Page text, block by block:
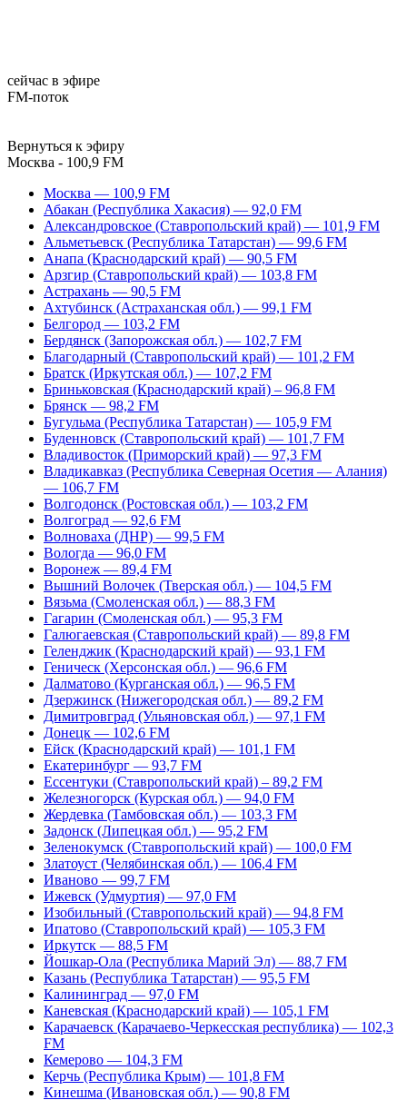
сейчас в эфире
FM-поток
Вернуться к эфиру
Москва - 100,9 FM
Москва — 100,9 FM
Абакан (Республика Хакасия) — 92,0 FM
Александровское (Ставропольский край) — 101,9 FM
Альметьевск (Республика Татарстан) — 99,6 FM
Анапа (Краснодарский край) — 90,5 FM
Арзгир (Ставропольский край) — 103,8 FM
Астрахань — 90,5 FM
Ахтубинск (Астраханская обл.) — 99,1 FM
Белгород — 103,2 FM
Бердянск (Запорожская обл.) — 102,7 FM
Благодарный (Ставропольский край) — 101,2 FM
Братск (Иркутская обл.) — 107,2 FM
Бриньковская (Краснодарский край) – 96,8 FM
Брянск — 98,2 FM
Бугульма (Республика Татарстан) — 105,9 FM
Буденновск (Ставропольский край) — 101,7 FM
Владивосток (Приморский край) — 97,3 FM
Владикавказ (Республика Северная Осетия — Алания)
— 106,7 FM
Волгодонск (Ростовская обл.) — 103,2 FM
Волгоград — 92,6 FM
Волноваха (ДНР) — 99,5 FM
Вологда — 96,0 FM
Воронеж — 89,4 FM
Вышний Волочек (Тверская обл.) — 104,5 FM
Вязьма (Смоленская обл.) — 88,3 FM
Гагарин (Смоленская обл.) — 95,3 FM
Галюгаевская (Ставропольский край) — 89,8 FM
Геленджик (Краснодарский край) — 93,1 FM
Геническ (Херсонская обл.) — 96,6 FM
Далматово (Курганская обл.) — 96,5 FM
Дзержинск (Нижегородская обл.) — 89,2 FM
Димитровград (Ульяновская обл.) — 97,1 FM
Донецк — 102,6 FM
Ейск (Краснодарский край) — 101,1 FM
Екатеринбург — 93,7 FM
Ессентуки (Ставропольский край) – 89,2 FM
Железногорск (Курская обл.) — 94,0 FM
Жердевка (Тамбовская обл.) — 103,3 FM
Задонск (Липецкая обл.) — 95,2 FM
Зеленокумск (Ставропольский край) — 100,0 FM
Златоуст (Челябинская обл.) — 106,4 FM
Иваново — 99,7 FM
Ижевск (Удмуртия) — 97,0 FM
Изобильный (Ставропольский край) — 94,8 FM
Ипатово (Ставропольский край) — 105,3 FM
Иркутск — 88,5 FM
Йошкар-Ола (Республика Марий Эл) — 88,7 FM
Казань (Республика Татарстан) — 95,5 FM
Калининград — 97,0 FM
Каневская (Краснодарский край) — 105,1 FM
Карачаевск (Карачаево-Черкесская республика) — 102,3
FM
Кемерово — 104,3 FM
Керчь (Республика Крым) — 101,8 FM
Кинешма (Ивановская обл.) — 90,8 FM